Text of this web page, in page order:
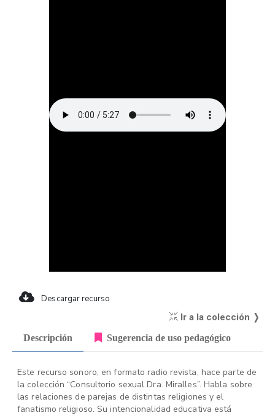
Descargar recurso
Ir a la colección ❭
Descripción Sugerencia de uso pedagógico
Este recurso sonoro, en formato radio revista, hace parte de
la colección “Consultorio sexual Dra. Miralles”. Habla sobre
las relaciones de parejas de distintas religiones y el
fanatismo religioso. Su intencionalidad educativa está